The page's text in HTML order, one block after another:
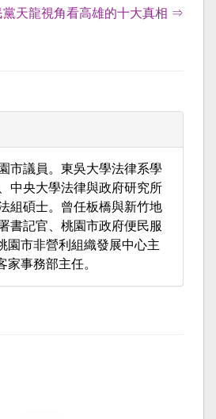
黨天龍視角看高雄的十大真相 ⇒
市議員。東吳大學法律系學
中央大學法律與政府研究所
組碩士。曾任板橋與新竹地
書記官、桃園市政府便民服
園市非營利組織發展中心主
家事務部主任。